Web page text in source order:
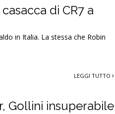
di CR7 a
in Italia. La stessa che Robin
LEGGI TUTTO
Gollini insuperabile